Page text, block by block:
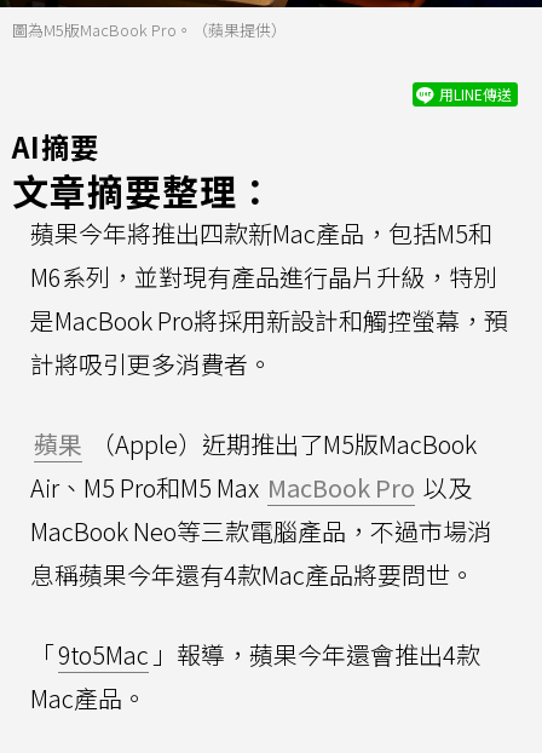
圖為M5版MacBook Pro。（蘋果提供）
用LINE傳送
AI摘要
文章摘要整理：
蘋果今年將推出四款新Mac產品，包括M5和
M6系列，並對現有產品進行晶片升級，特別
是MacBook Pro將採用新設計和觸控螢幕，預
計將吸引更多消費者。
蘋果
（Apple）近期推出了M5版MacBook
Air、M5 Pro和M5 Max MacBook Pro 以及
MacBook Neo等三款電腦產品，不過市場消
息稱蘋果今年還有4款Mac產品將要問世。
「9to5Mac 」報導，蘋果今年還會推出4款
Mac產品。